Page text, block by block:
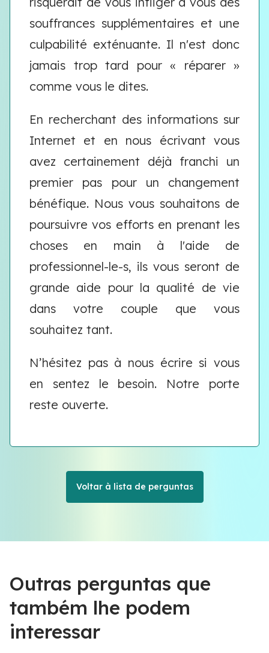
souffrances supplémentaires et une
culpabilité exténuante. Il n'est donc
jamais trop tard pour « réparer »
comme vous le dites.
En recherchant des informations sur
Internet et en nous écrivant vous
avez certainement déjà franchi un
premier pas pour un changement
bénéfique. Nous vous souhaitons de
poursuivre vos efforts en prenant les
choses en main à l'aide de
professionnel-le-s, ils vous seront de
grande aide pour la qualité de vie
dans votre couple que vous
souhaitez tant.
N’hésitez pas à nous écrire si vous
en sentez le besoin. Notre porte
reste ouverte.
Voltar à lista de perguntas
Outras perguntas que
também lhe podem
interessar